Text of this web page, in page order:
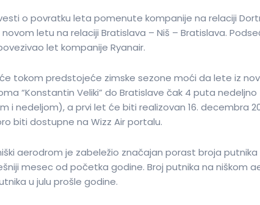
o povratku leta pomenute kompanije na relaciji
letu na relaciji Bratislava – Niš – Bratislava.
let kompanije Ryanair.
tokom predstojeće zimske sezone moći da lete iz
“Konstantin Veliki” do Bratislave čak 4 puta
i nedeljom), a prvi let će biti realizovan 16. decembra
biti dostupne na Wizz Air portalu.
aerodrom je zabeležio značajan porast broja
mesec od početka godine. Broj putnika na niškom
u julu prošle godine.